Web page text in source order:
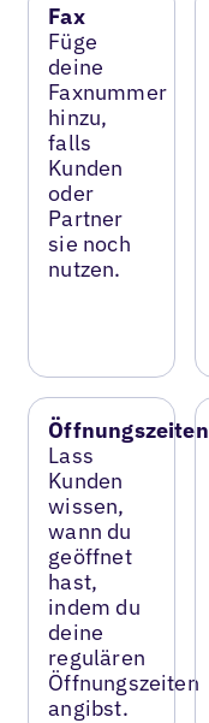
Fax
Füge
deine
Faxnummer
hinzu,
falls
Kunden
oder
Partner
sie noch
nutzen.
Öffnungszeiten
Lass
Kunden
wissen,
wann du
geöffnet
hast,
indem du
deine
regulären
Öffnungszeiten
angibst.